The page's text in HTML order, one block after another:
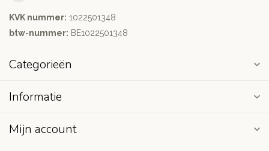
KVK nummer: 1022501348
btw-nummer: BE1022501348
Categorieën
Informatie
Mijn account